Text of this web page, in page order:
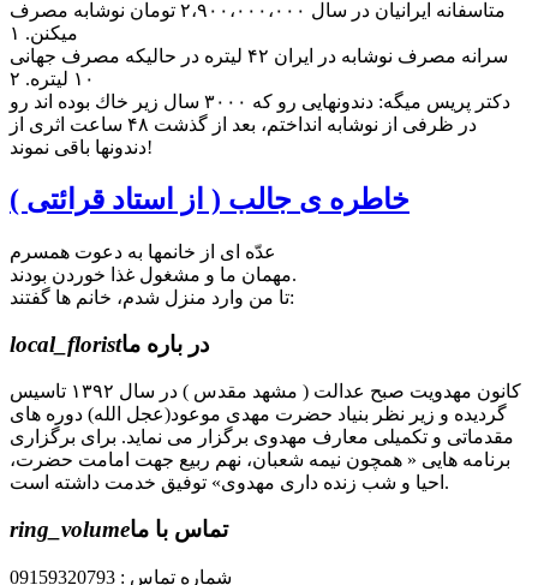
متاسفانه ايرانيان در سال ۲،۹۰۰،۰۰۰،۰۰۰ تومان نوشابه مصرف
میکنن. ۱
سرانه مصرف نوشابه در ايران ۴۲ ليتره در حالیكه مصرف جهانی
۱۰ ليتره. ۲
دكتر پريس میگه: دندونهايی رو كه ۳۰۰۰ سال زير خاك بوده اند رو
در ظرفی از نوشابه انداختم، بعد از گذشت ۴۸ ساعت اثری از
دندونها باقی نموند!
خاطره ی جالب ( از استاد قرائتی )
عدّه اى از خانمها به دعوت همسرم
مهمان ما و مشغول غذا خوردن بودند.
تا من وارد منزل شدم، خانم ها گفتند:
local_floristدر باره ما
کانون مهدویت صبح عدالت ( مشهد مقدس ) در سال ۱۳۹۲ تاسیس
گردیده و زیر نظر بنیاد حضرت مهدی موعود(عجل الله) دوره های
مقدماتی و تکمیلی معارف مهدوی برگزار می نماید. برای برگزاری
برنامه هایی « همچون نیمه شعبان، نهم ربیع جهت امامت حضرت،
احیا و شب زنده داری مهدوی» توفیق خدمت داشته است.
ring_volumeتماس با ما
شماره تماس : 09159320793